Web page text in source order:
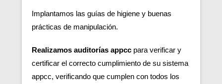
Implantamos las guías de higiene y buenas
prácticas de manipulación.
Realizamos auditorías appcc para verificar y
certificar el correcto cumplimiento de su sistema
appcc, verificando que cumplen con todos los